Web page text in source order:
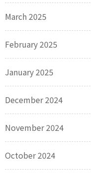
March 2025
February 2025
January 2025
December 2024
November 2024
October 2024